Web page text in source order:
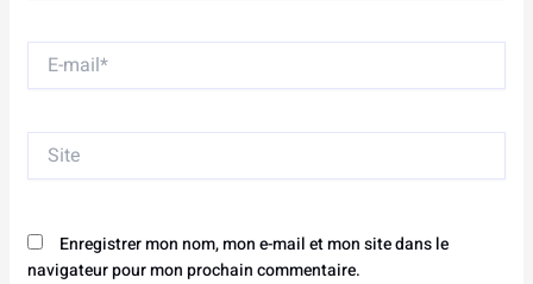
mail*
Site
Enregistrer mon nom, mon e-mail et mon site dans le
navigateur pour mon prochain commentaire.